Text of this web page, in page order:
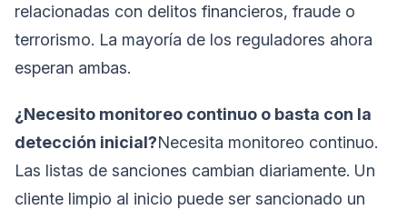
relacionadas con delitos financieros, fraude o
terrorismo. La mayoría de los reguladores ahora
esperan ambas.
¿Necesito monitoreo continuo o basta con la
detección inicial?Necesita monitoreo continuo.
Las listas de sanciones cambian diariamente. Un
cliente limpio al inicio puede ser sancionado un